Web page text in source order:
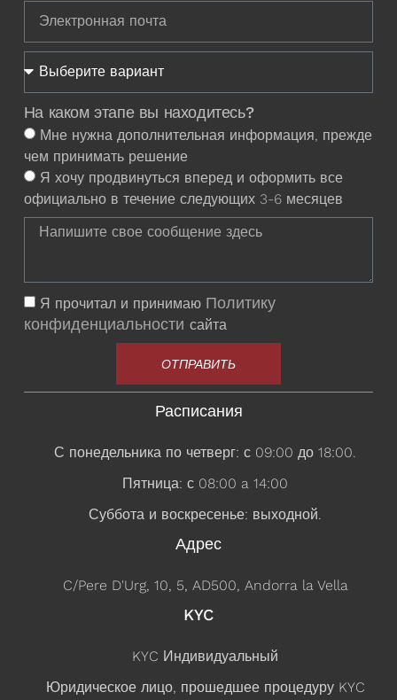
На каком этапе вы находитесь?
Мне нужна дополнительная информация, прежде
чем принимать решение
Я хочу продвинуться вперед и оформить все
официально в течение следующих 3-6 месяцев
Я прочитал и принимаю Политику
конфиденциальности сайта
ОТПРАВИТЬ
Расписания
С понедельника по четверг: с 09:00 до 18:00.
Пятница: с 08:00 a 14:00
Суббота и воскресенье: выходной.
Адрес
C/Pere D'Urg, 10, 5, AD500, Andorra la Vella
KYC
KYC Индивидуальный
Юридическое лицо, прошедшее процедуру KYC